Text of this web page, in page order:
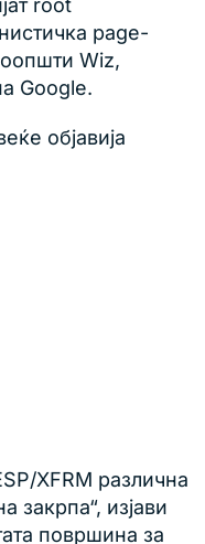
root
page-
Wiz,
Google.
објавија
XFRM различна
закрпа“, изјави
површина за